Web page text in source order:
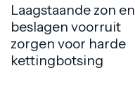
Laagstaande zon en
beslagen voorruit
zorgen voor harde
kettingbotsing